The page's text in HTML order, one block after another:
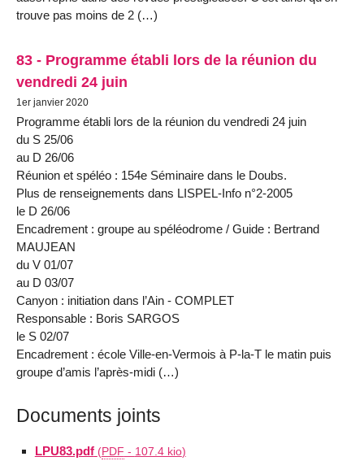
trouve pas moins de 2 (…)
83 - Programme établi lors de la réunion du
vendredi 24 juin
1er janvier 2020
Programme établi lors de la réunion du vendredi 24 juin
du S 25/06
au D 26/06
Réunion et spéléo : 154e Séminaire dans le Doubs.
Plus de renseignements dans LISPEL-Info n°2-2005
le D 26/06
Encadrement : groupe au spéléodrome / Guide : Bertrand
MAUJEAN
du V 01/07
au D 03/07
Canyon : initiation dans l’Ain - COMPLET
Responsable : Boris SARGOS
le S 02/07
Encadrement : école Ville-en-Vermois à P-la-T le matin puis
groupe d’amis l’après-midi (…)
Documents joints
LPU83.pdf (PDF - 107.4 kio)